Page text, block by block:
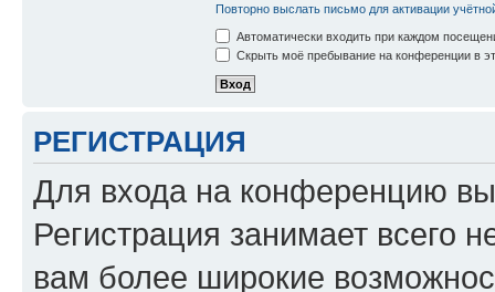
Повторно выслать письмо для активации
Автоматически входить при каждом
Скрыть моё пребывание на конференции в
РЕГИСТРАЦИЯ
Для входа на конференцию
Регистрация занимает всего
вам более широкие